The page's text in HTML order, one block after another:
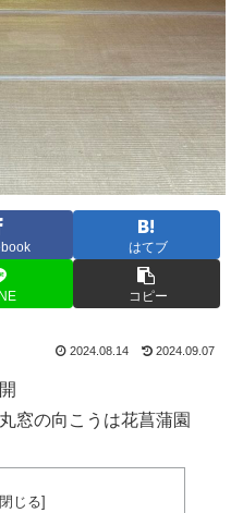
はてブ
コピー
2024.08.14 2024.09.07
窓の向こうは花菖蒲園